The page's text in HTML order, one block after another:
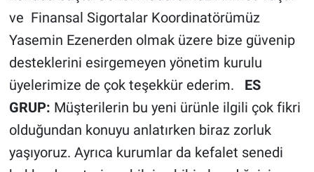
ve Finansal Sigortalar Koordinatörümüz
Yasemin Ezenerden olmak üzere bize güvenip
desteklerini esirgemeyen yönetim kurulu
üyelerimize de çok teşekkür ederim. ES
GRUP: Müşterilerin bu yeni ürünle ilgili çok fikri
olduğundan konuyu anlatırken biraz zorluk
yaşıyoruz. Ayrıca kurumlar da kefalet senedi